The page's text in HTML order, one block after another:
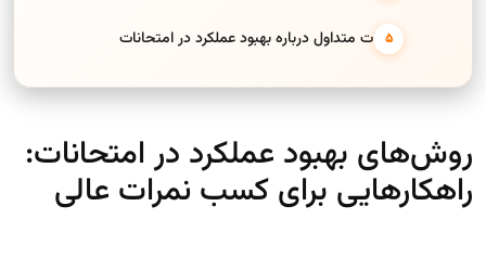
سوالات متداول درباره بهبود عملکرد در امتحانات
روش‌های بهبود عملکرد در امتحانات:
راهکارهایی برای کسب نمرات عالی